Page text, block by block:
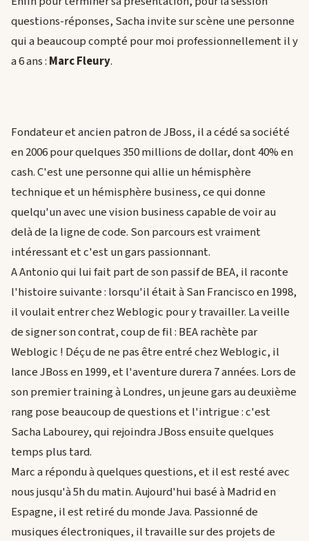
questions-réponses, Sacha invite sur scène une personne
qui a beaucoup compté pour moi professionnellement il y
a 6 ans : Marc Fleury.
Fondateur et ancien patron de JBoss, il a cédé sa société
en 2006 pour quelques 350 millions de dollar, dont 40% en
cash. C'est une personne qui allie un hémisphère
technique et un hémisphère business, ce qui donne
quelqu'un avec une vision business capable de voir au
delà de la ligne de code. Son parcours est vraiment
intéressant et c'est un gars passionnant.
A Antonio qui lui fait part de son passif de BEA, il raconte
l'histoire suivante : lorsqu'il était à San Francisco en 1998,
il voulait entrer chez Weblogic pour y travailler. La veille
de signer son contrat, coup de fil : BEA rachète par
Weblogic ! Déçu de ne pas être entré chez Weblogic, il
lance JBoss en 1999, et l'aventure durera 7 années. Lors de
son premier training à Londres, un jeune gars au deuxième
rang pose beaucoup de questions et l'intrigue : c'est
Sacha Labourey, qui rejoindra JBoss ensuite quelques
temps plus tard.
Marc a répondu à quelques questions, et il est resté avec
nous jusqu'à 5h du matin. Aujourd'hui basé à Madrid en
Espagne, il est retiré du monde Java. Passionné de
musiques électroniques, il travaille sur des projets de